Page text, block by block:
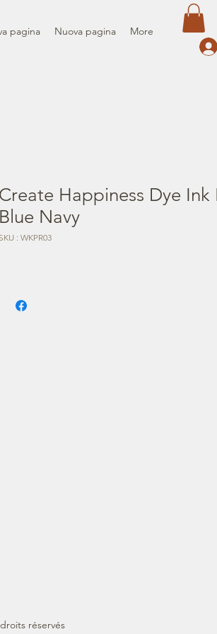
pagina Nuova pagina More
Create Happiness Dye Ink
Blue Navy
SKU : WKPR03
réservés